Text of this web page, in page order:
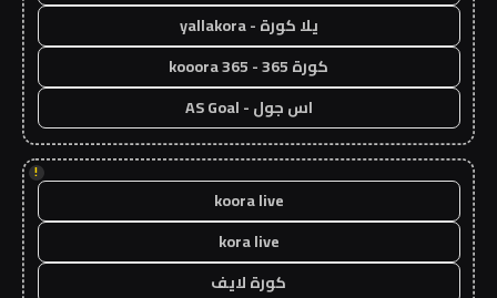
يلا كورة - yallakora
كورة 365 - kooora 365
اس جول - AS Goal
!
koora live
kora live
كورة لايف